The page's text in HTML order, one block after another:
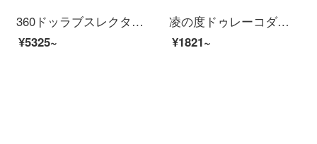
360ドッラブスレクターK 980 4 K超清画質SONYイメージセンサー内蔵64 G保存2.2インチー画面タッチキー5 GHz WiFi伝送
¥5325~
凌の度ドゥレーコダマ前后ダブル录画ハイビアン夜見10イレンチフルスクリーンメーディ在车监督电子犬逆画像パノラマ携帯関连WiFiセト一：4.3イチ前后ダブル录画+32 G
¥1821~